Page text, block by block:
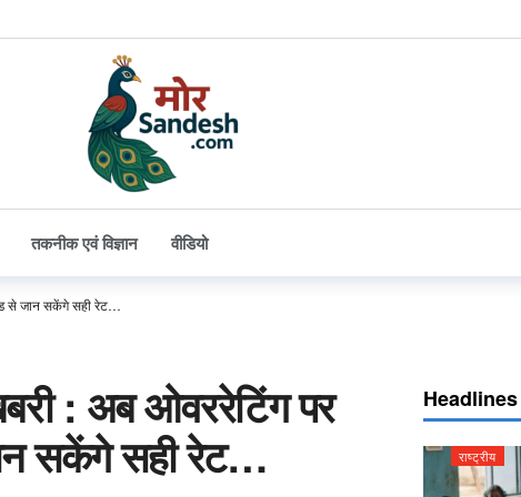
तकनीक एवं विज्ञान वीडियो
से जान सकेंगे सही रेट…
: अब ओवररेटिंग पर
सकेंगे सही रेट…
Headlines
राष्ट्रीय